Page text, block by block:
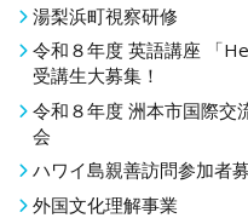
ビ
ゲ
ー
シ
ョ
湯梨浜町視察研修
令和８年度 英語講座 「
受講生大募集！
令和８年度 洲本市国際交
会
ハワイ島親善訪問参加者
外国文化理解事業